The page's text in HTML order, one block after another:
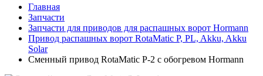
Главная
Запчасти
Запчасти для приводов для распашных ворот Hormann
Привод распашных ворот RotaMatic P, PL, Akku, Akku
Solar
Сменный привод RotaMatic P-2 с обогревом Hormann